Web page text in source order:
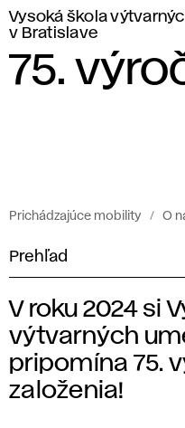
Vysoká škola
v Bratislave
75.
Prichádzajúce mobility O
Prehľad
7
5
.
V roku 2024 si
výtvarných
pripomína 75.
založenia!